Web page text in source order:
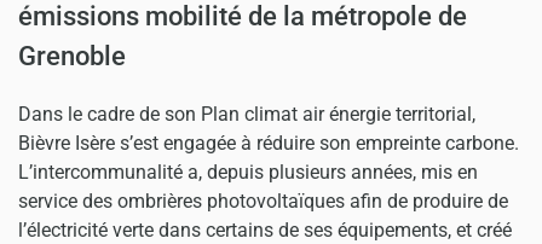
émissions mobilité de la métropole de
Grenoble
Dans le cadre de son Plan climat air énergie territorial,
Bièvre Isère s’est engagée à réduire son empreinte carbone.
L’intercommunalité a, depuis plusieurs années, mis en
service des ombrières photovoltaïques afin de produire de
l’électricité verte dans certains de ses équipements, et créé